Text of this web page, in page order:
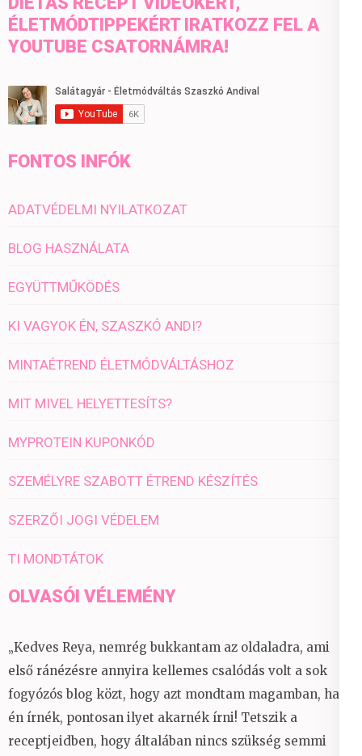
ÉLETMÓDTIPPEKÉRT IRATKOZZ FEL A
YOUTUBE CSATORNÁMRA!
FONTOS INFÓK
ADATVÉDELMI NYILATKOZAT
BLOG HASZNÁLATA
EGYÜTTMŰKÖDÉS
KI VAGYOK ÉN, SZASZKÓ ANDI?
MINTAÉTREND ÉLETMÓDVÁLTÁSHOZ
MIT MIVEL HELYETTESÍTS?
MYPROTEIN KUPONKÓD
SZEMÉLYRE SZABOTT ÉTREND KÉSZÍTÉS
SZERZŐI JOGI VÉDELEM
TI MONDTÁTOK
OLVASÓI VÉLEMÉNY
„Kedves Reya, nemrég bukkantam az oldaladra, ami
első ránézésre annyira kellemes csalódás volt a sok
fogyózós blog közt, hogy azt mondtam magamban, ha
én írnék, pontosan ilyet akarnék írni! Tetszik a
receptjeidben, hogy általában nincs szükség semmi